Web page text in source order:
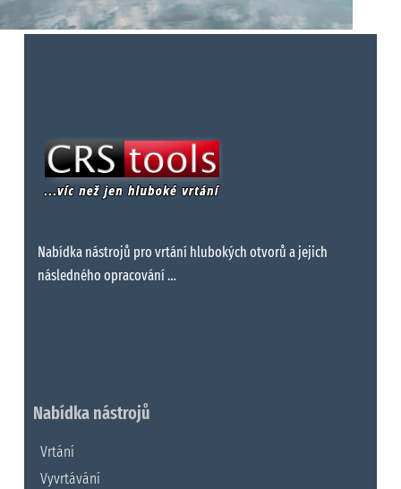
Nabídka nástrojů pro vrtání hlubokých otvorů a jejich
následného opracování …
Nabídka nástrojů
Vrtání
Vyvrtávání